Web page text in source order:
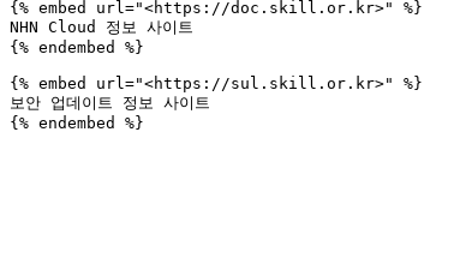
{% embed url="<https://doc.skill.or.kr>" %}
NHN Cloud 정보 사이트
{% endembed %}
{% embed url="<https://sul.skill.or.kr>" %}
보안 업데이트 정보 사이트